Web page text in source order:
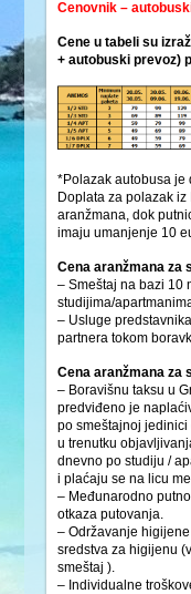
Cenovnik –
Cene u tabeli su
+ autobuski prevoz)
*Polazak autobusa je
Doplata za polazak
aranžmana, dok
imaju umanjenje 10
Cena aranžmana za
– Smeštaj na bazi 10
studijima/
– Usluge
partnera tokom
Cena aranžmana za
– Boravišnu taksu u
predviđeno je
po smeštajnoj
u trenutku
dnevno po studiju /
i plaćaju se na licu
– Međunarodno
otkaza putovanja.
– Održavanje
sredstva za higijenu
smeštaj ).
– Individualne